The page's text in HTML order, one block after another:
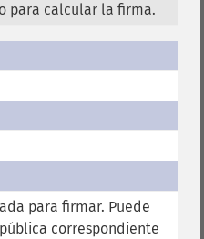
para calcular la firma.
para firmar. Puede
correspondiente